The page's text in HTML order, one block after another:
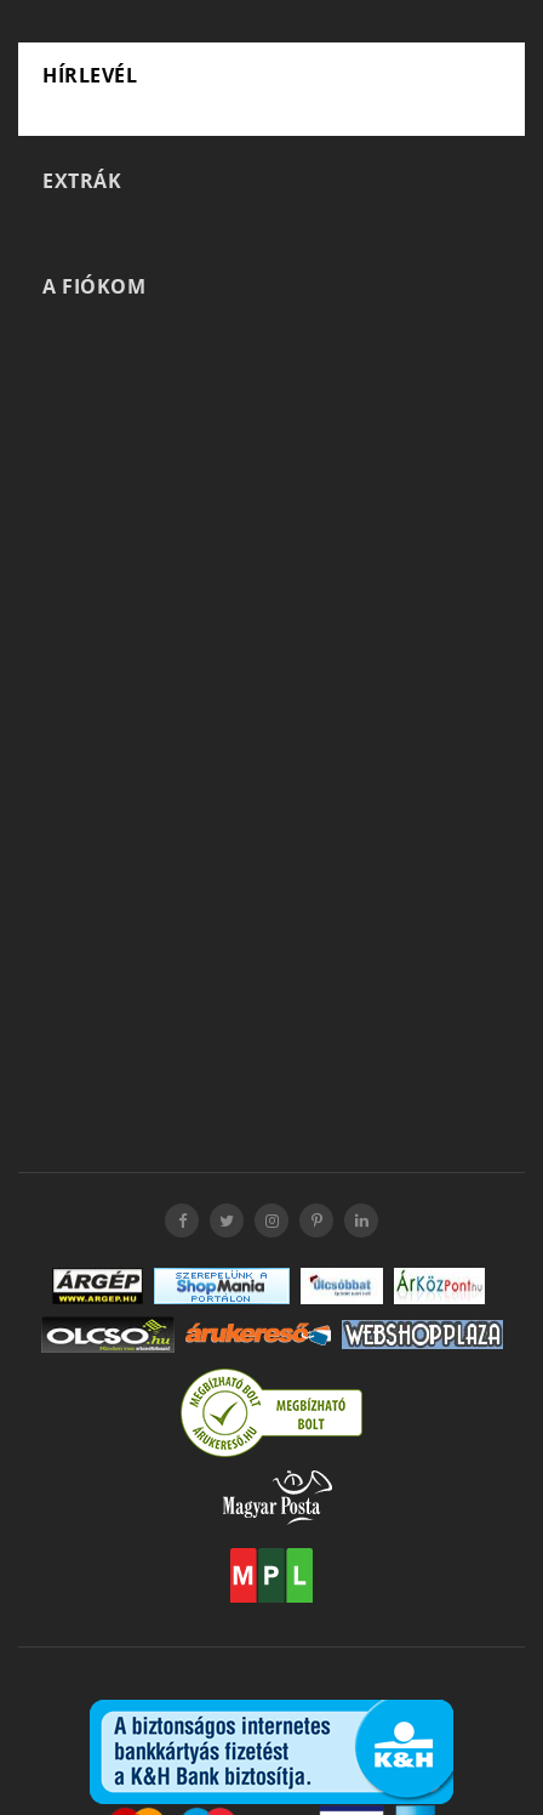
HÍRLEVÉL
EXTRÁK
A FIÓKOM